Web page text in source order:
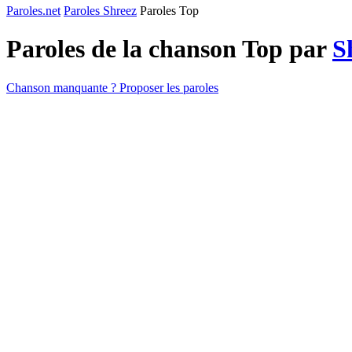
Paroles.net Paroles Shreez Paroles Top
Paroles de la chanson Top par
Chanson manquante ? Proposer les paroles